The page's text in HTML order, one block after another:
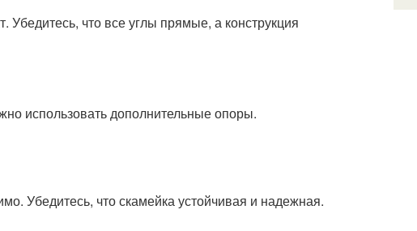
Убедитесь, что все углы прямые, а конструкция
использовать дополнительные опоры.
Убедитесь, что скамейка устойчивая и надежная.